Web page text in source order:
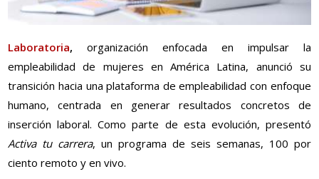
Laboratoria, organización enfocada en impulsar la
empleabilidad de mujeres en América Latina, anunció su
transición hacia una plataforma de empleabilidad con enfoque
humano, centrada en generar resultados concretos de
inserción laboral. Como parte de esta evolución, presentó
Activa tu carrera, un programa de seis semanas, 100 por
ciento remoto y en vivo.